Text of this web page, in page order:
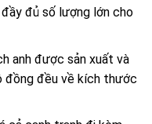
đủ số lượng lớn cho
anh được sản xuất và
đồng đều về kích thước